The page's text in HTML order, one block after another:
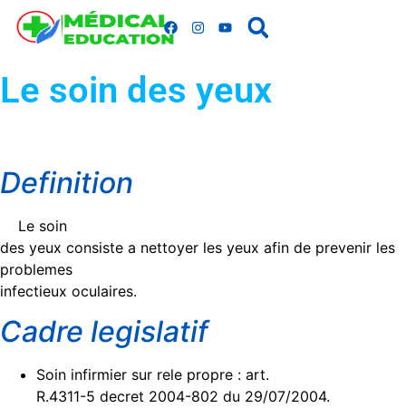
Le soin des yeux
Definition
Le soin
des yeux consiste a nettoyer les yeux afin de prevenir les
problemes
infectieux oculaires.
Cadre legislatif
Soin infirmier sur rele propre : art.
R.4311-5 decret 2004-802 du 29/07/2004.